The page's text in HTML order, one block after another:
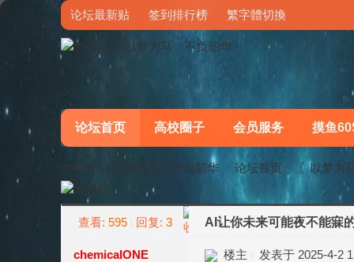
论坛最新贴 签到排行榜 繁字體切換
论坛首页 高校圈子 会员服务 摸鱼
梦马论坛-以梦为马，不负韶华 论坛首页 〖以梦为
查看: 595 回复: 3 AI让你未来可能夜不能寐
chemicalONE 楼主 发表于 2025-4-2